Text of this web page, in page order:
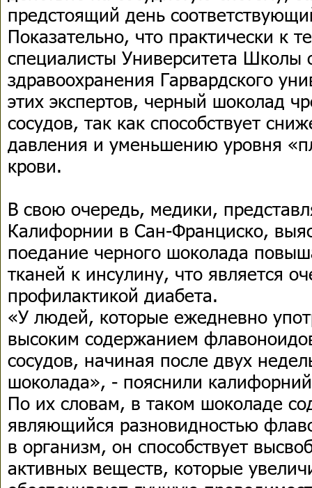
предстоящий день
Показательно, что практически к
специалисты Университета Школы
здравоохранения Гарвардского
этих экспертов, черный шоколад
сосудов, так как способствует
давления и уменьшению уровня
крови.
В свою очередь, медики,
Калифорнии в Сан-Франциско,
поедание черного шоколада
тканей к инсулину, что является
профилактикой диабета.
«У людей, которые ежедневно
высоким содержанием
сосудов, начиная после двух
шоколада», - пояснили
По их словам, в таком шоколаде
являющийся разновидностью
в организм, он способствует
активных веществ, которые